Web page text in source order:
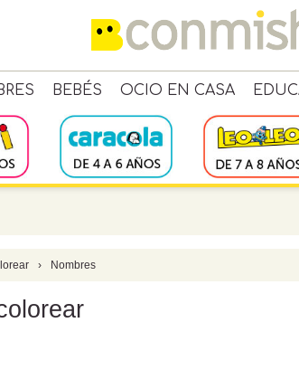
BEBÉS OCIO EN CASA
› Nombres